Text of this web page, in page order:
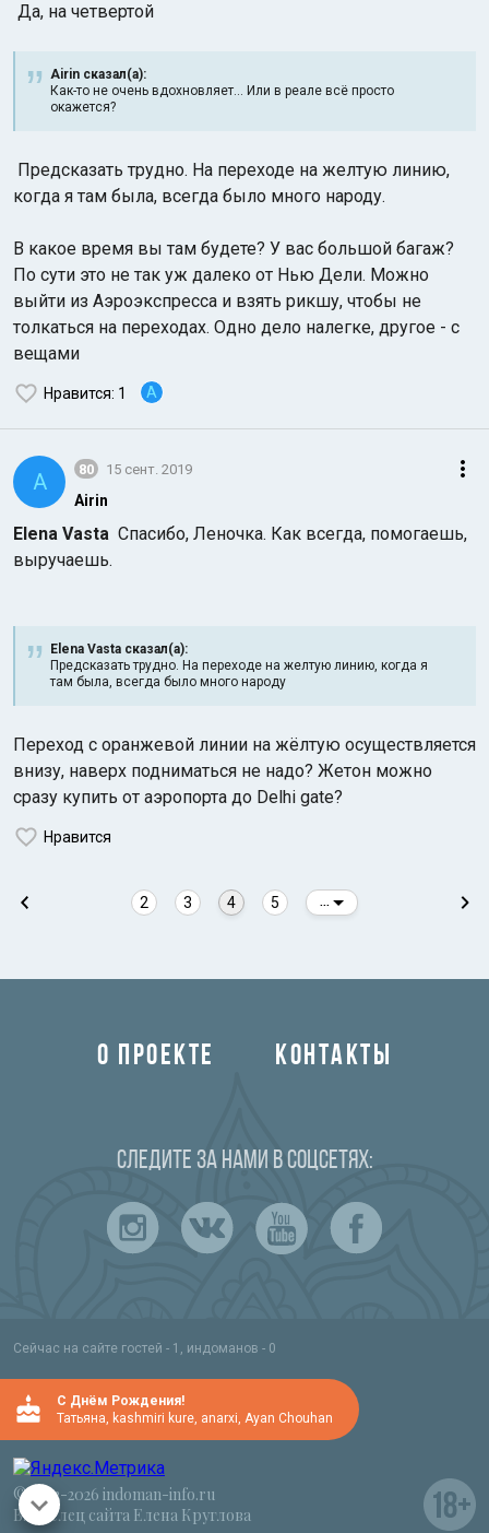
Да, на четвертой
Airin сказал(а):
Как-то не очень вдохновляет... Или в реале всё просто
окажется?
Предсказать трудно. На переходе на желтую линию,
когда я там была, всегда было много народу.
В какое время вы там будете? У вас большой багаж?
По сути это не так уж далеко от Нью Дели. Можно
выйти из Аэроэкспресса и взять рикшу, чтобы не
толкаться на переходах. Одно дело налегке, другое - с
вещами
Нравится: 1 A
A 80 15 сент. 2019
Airin
Elena Vasta Спасибо, Леночка. Как всегда, помогаешь,
выручаешь.
Elena Vasta сказал(а):
Предсказать трудно. На переходе на желтую линию, когда я
там была, всегда было много народу
Переход с оранжевой линии на жёлтую осуществляется
внизу, наверх подниматься не надо? Жетон можно
сразу купить от аэропорта до Delhi gate?
Нравится
2 3 4 5
О ПРОЕКТЕ КОНТАКТЫ
Следите за нами в соцсетях:
Сейчас на сайте гостей - 1, индоманов - 0
C Днём Рождения!
Татьяна, kashmiri kure, anarxi, Ayan Chouhan
© 2012-2026 indoman-info.ru
Владелец сайта Елена Круглова